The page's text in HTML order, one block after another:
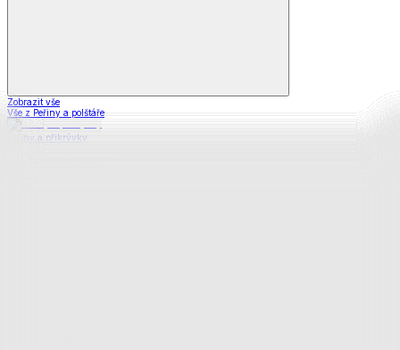
Zobrazit vše
Vše z Peřiny a polštáře
Peřiny a přikrývky